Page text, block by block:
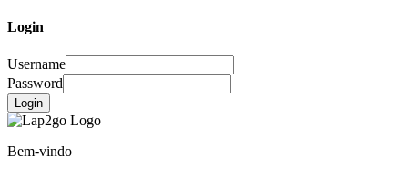
Login
Username
Password
Login
Bem-vindo